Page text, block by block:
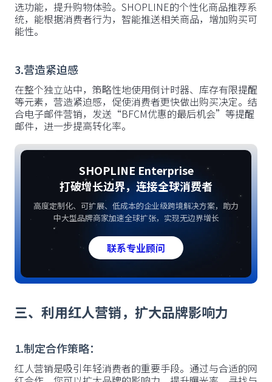
选功能，提升购物体验。SHOPLINE的个性化商品推荐系
统，能根据消费者行为，智能推送相关商品，增加购买可
能性。
3.营造紧迫感
在整个独立站中，策略性地使用倒计时器、库存有限提醒
等元素，营造紧迫感，促使消费者更快做出购买决定。结
合电子邮件营销，发送“BFCM优惠的最后机会”等提醒
邮件，进一步提高转化率。
SHOPLINE Enterprise
打破增长边界，连接全球消费者
高度定制化、可扩展、低成本的企业级跨境解决方案，助力
中大型品牌商家加速全球扩张，实现无边界增长
联系专业顾问
三、利用红人营销，扩大品牌影响力
1.制定合作策略：
红人营销是吸引年轻消费者的重要手段。通过与合适的网